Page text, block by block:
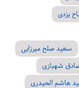
یزدی
سعید صلح میرزایی
شهبازی
هاشم الحیدری